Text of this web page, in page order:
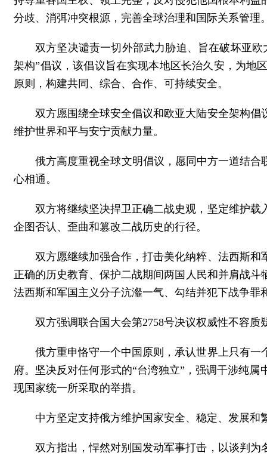
分歧、消弭冲突根源，完善全球治理和国际关系管理
双方坚决谴责一切外部武力胁迫、旨在破坏亚
架构”倡议，该倡议旨在实现本地区长治久安，为地
原则，构建共同、综合、合作、可持续安全。
双方愿围绕全球安全倡议和欧亚大陆安全架构
维护世界和平与安宁贡献力量。
俄方高度重视全球文明倡议，愿同中方一道结
心相通。
双方将继续坚决捍卫正确二战史观，坚定维护
企图否认、歪曲和篡改二战历史的行径。
双方愿继续加强合作，打击美化纳粹、法西斯
正确的历史教育、保护二战期间两国人民和并肩战
法西斯和军国主义分子沆瀣一气、勾结并犯下战争罪
双方强调联合国大会第2758号决议权威性不容质
俄方重申恪守一个中国原则，承认世界上只有
府。坚决反对任何形式的“台湾独立”，强调干涉纯
现国家统一所采取的举措。
中方坚定支持俄方维护国家安全、稳定、发展
双方指出，悍然对别国发动军事打击，以谈判